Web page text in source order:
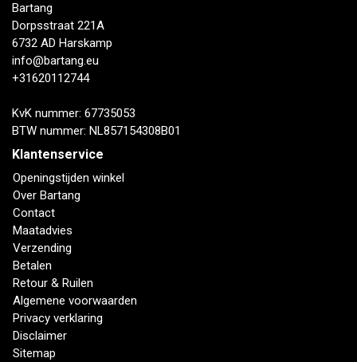
Bartang
Dorpsstraat 221A
6732 AD Harskamp
info@bartang.eu
+31620112744
KvK nummer: 67735053
BTW nummer: NL857154308B01
Klantenservice
Openingstijden winkel
Over Bartang
Contact
Maatadvies
Verzending
Betalen
Retour & Ruilen
Algemene voorwaarden
Privacy verklaring
Disclaimer
Sitemap